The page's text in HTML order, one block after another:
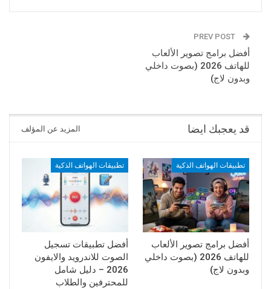
أفضل برامج تصوير الألعاب
للهاتف 2026 (بصوت داخلي
وبدون لاج)
قد يعجبك ايضا المزيد عن المؤلف
تطبيقات الهواتف الذكية
أفضل برامج تصوير الألعاب
للهاتف 2026 (بصوت داخلي
وبدون لاج)
تطبيقات الهواتف الذكية
أفضل تطبيقات تسجيل
الصوت للاندرويد والايفون
2026 – دليل شامل
للمحترفين والطلاب